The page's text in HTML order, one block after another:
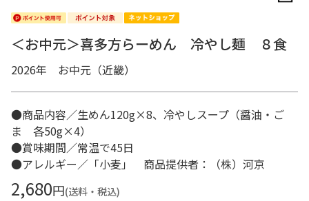
＜お中元＞喜多方らーめん 冷やし麺 ８食
2026年 お中元（近畿）
●商品内容／生めん120g×8、冷やしスープ（醤油・ご
ま 各50g×4）
●賞味期間／常温で45日
●アレルギー／「小麦」 商品提供者：（株）河京
2,680円(送料・税込)